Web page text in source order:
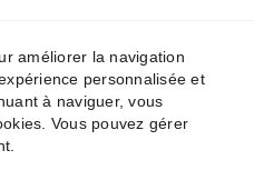
Livres | Événements |
Nous Contacter
améliorer la navigation
personnalisée et
à naviguer, vous
Vous pouvez gérer